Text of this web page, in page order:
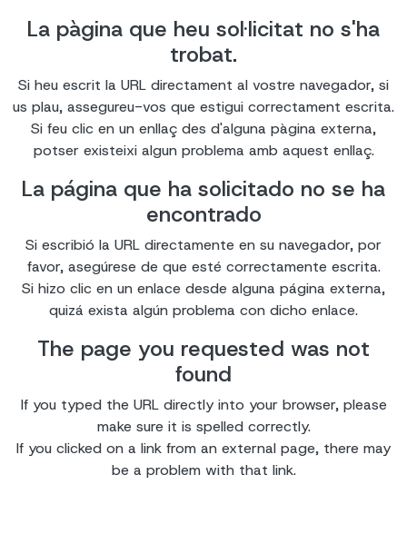
La pàgina que heu sol·licitat no s'ha
trobat.
Si heu escrit la URL directament al vostre navegador, si
us plau, assegureu-vos que estigui correctament escrita.
Si feu clic en un enllaç des d'alguna pàgina externa,
potser existeixi algun problema amb aquest enllaç.
La página que ha solicitado no se ha
encontrado
Si escribió la URL directamente en su navegador, por
favor, asegúrese de que esté correctamente escrita.
Si hizo clic en un enlace desde alguna página externa,
quizá exista algún problema con dicho enlace.
The page you requested was not
found
If you typed the URL directly into your browser, please
make sure it is spelled correctly.
If you clicked on a link from an external page, there may
be a problem with that link.